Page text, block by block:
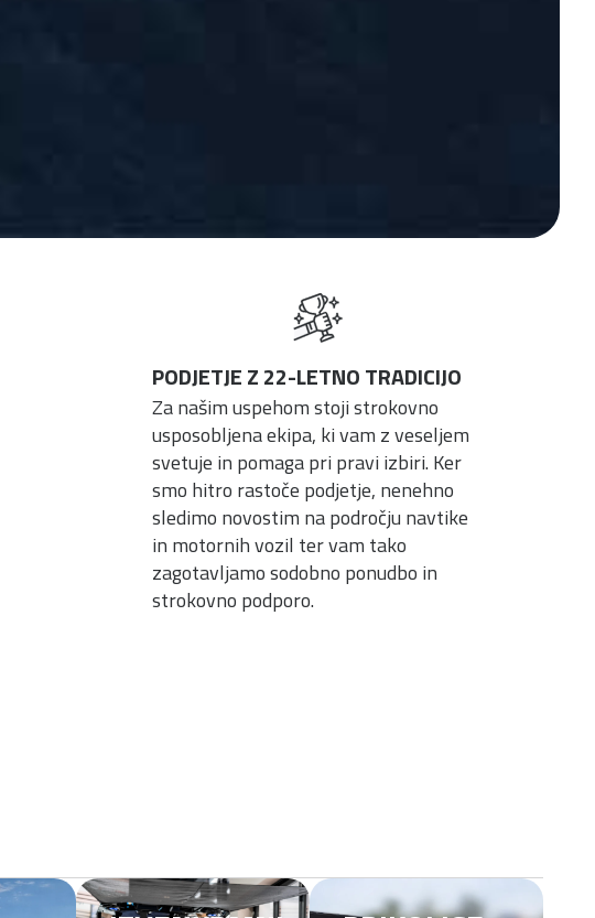
PODJETJE Z 22-LETNO TRADICIJO
Za našim uspehom stoji strokovno
usposobljena ekipa, ki vam z veseljem
svetuje in pomaga pri pravi izbiri. Ker
smo hitro rastoče podjetje, nenehno
sledimo novostim na področju navtike
in motornih vozil ter vam tako
zagotavljamo sodobno ponudbo in
strokovno podporo.